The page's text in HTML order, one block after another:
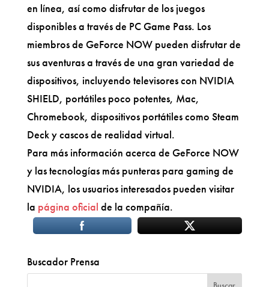
en línea, así como disfrutar de los juegos
disponibles a través de PC Game Pass. Los
miembros de GeForce NOW pueden disfrutar de
sus aventuras a través de una gran variedad de
dispositivos, incluyendo televisores con NVIDIA
SHIELD, portátiles poco potentes, Mac,
Chromebook, dispositivos portátiles como Steam
Deck y cascos de realidad virtual.
Para más información acerca de GeForce NOW
y las tecnologías más punteras para gaming de
NVIDIA, los usuarios interesados pueden visitar
la página oficial de la compañía.
Buscador Prensa